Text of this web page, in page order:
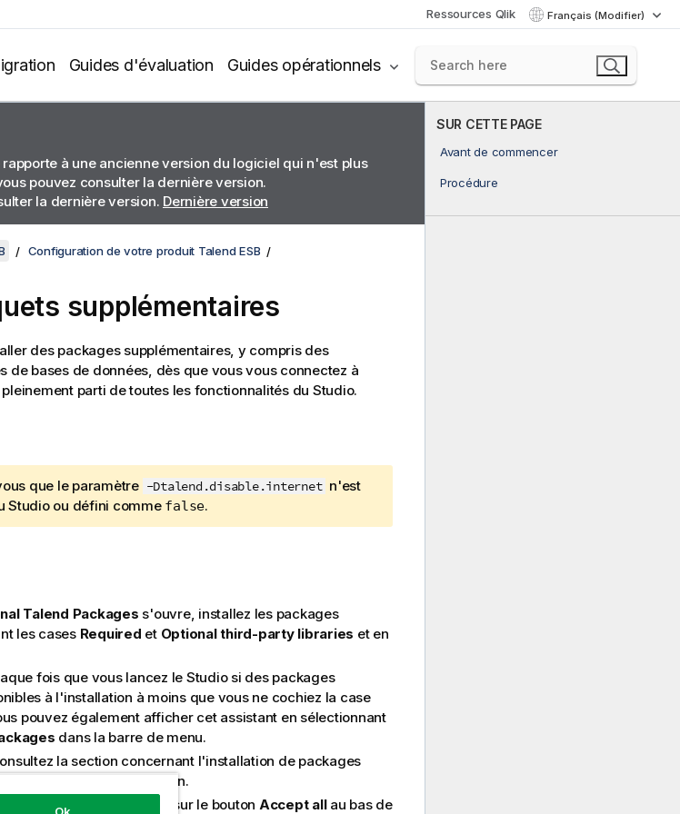
Ressources Qlik Français (Modifier)
Guides d'évaluation Guides opérationnels
SUR CETTE PAGE
Avant de commencer
Procédure
à une ancienne version du logiciel qui n'est plus
pouvez consulter la dernière version.
la dernière version. Dernière version
Configuration de votre produit Talend ESB
supplémentaires
des packages supplémentaires, y compris des
de bases de données, dès que vous vous connectez à
parti de toutes les fonctionnalités du Studio.
que le paramètre -Dtalend.disable.internet n'est
Studio ou défini comme false.
Talend Packages s'ouvre, installez les packages
les cases Required et Optional third-party libraries et en
fois que vous lancez le Studio si des packages
à l'installation à moins que vous ne cochiez la case
pouvez également afficher cet assistant en sélectionnant
dans la barre de menu.
la section concernant l'installation de packages
Guide d'installation.
modules , cliquez sur le bouton Accept allau bas de